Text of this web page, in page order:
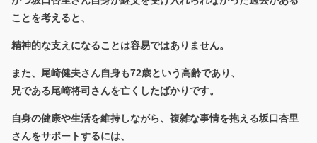
ことを考えると、
精神的な支えになることは容易ではありません。
また、尾崎健夫さん自身も72歳という高齢であり、
兄である尾崎将司さんを亡くしたばかりです。
自身の健康や生活を維持しながら、複雑な事情を抱える坂口杏里
さんをサポートするには、